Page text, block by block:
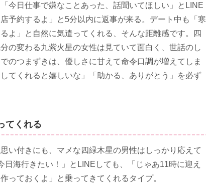
今日仕事で嫌なことあった、話聞いてほしい」とLINE
予約するよ」と5分以内に返事が来る。デート中も「寒
よ」と自然に気遣ってくれる、そんな距離感です。四
の変わる九紫火星の女性は見ていて面白く、世話のし
のつまずきは、優しさに甘えて命令口調が増えてしま
てくれると嬉しいな」「助かる、ありがとう」を必ず
てくれる
い付きにも、マメな四緑木星の男性はしっかり応えて
日海行きたい！」とLINEしても、「じゃあ11時に迎え
っておくよ」と乗ってきてくれるタイプ。